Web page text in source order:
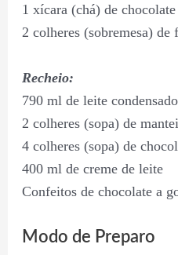
1 xícara (chá) de
2 colheres (sobremesa) de
Recheio:
790 ml de leite condensado
2 colheres (sopa) de
4 colheres (sopa) de
400 ml de creme de leite
Confeitos de chocolate a
Modo de Preparo